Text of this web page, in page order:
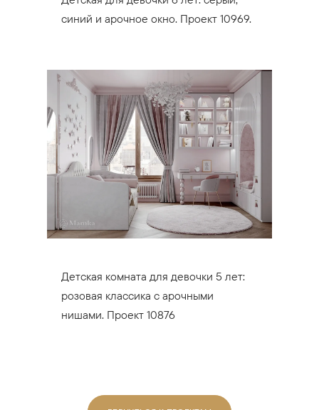
синий и арочное окно. Проект 10969.
Детская комната для девочки 5 лет:
розовая классика с арочными
нишами. Проект 10876